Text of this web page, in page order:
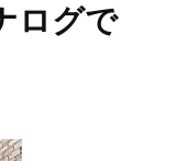
ログで